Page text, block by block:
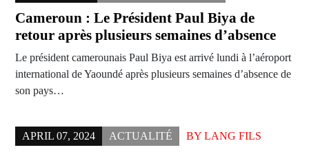
Cameroun : Le Président Paul Biya de
retour après plusieurs semaines d’absence
Le président camerounais Paul Biya est arrivé lundi à l’aéroport
international de Yaoundé après plusieurs semaines d’absence de
son pays…
APRIL 07, 2024 ACTUALITÉ BY LANG FILS